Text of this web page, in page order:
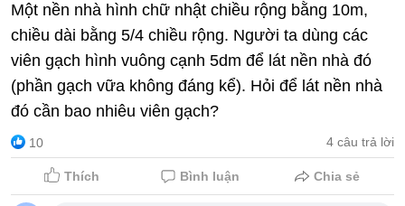
Một nền nhà hình chữ nhật chiều rộng bằng 10m,
chiều dài bằng 5/4 chiều rộng. Người ta dùng các
viên gạch hình vuông cạnh 5dm để lát nền nhà đó
(phần gạch vữa không đáng kể). Hỏi để lát nền nhà
đó cần bao nhiêu viên gạch?
10 4 câu trả lời
Thích Bình luận Chia sẻ